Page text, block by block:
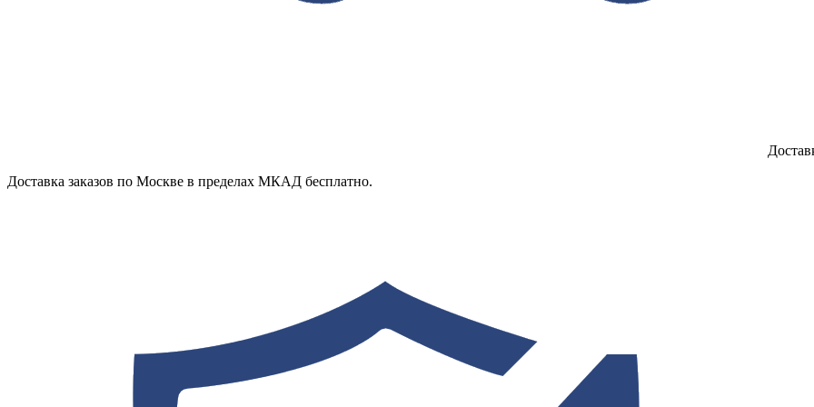
Доставка заказов по Москве в пределах МКАД бесплатно.